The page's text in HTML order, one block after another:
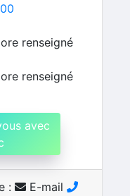
renseigné
renseigné
avec
:
E-mail